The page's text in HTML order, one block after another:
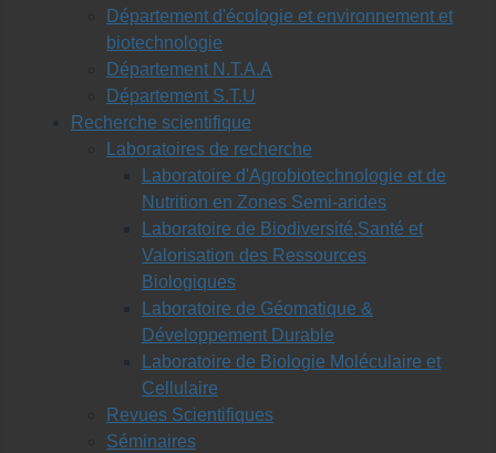
Département d'écologie et environnement et
biotechnologie
Département N.T.A.A
Département S.T.U
Recherche scientifique
Laboratoires de recherche
Laboratoire d'Agrobiotechnologie et de
Nutrition en Zones Semi-arides
Laboratoire de Biodiversité,Santé et
Valorisation des Ressources
Biologiques
Laboratoire de Géomatique &
Développement Durable
Laboratoire de Biologie Moléculaire et
Cellulaire
Revues Scientifiques
Séminaires